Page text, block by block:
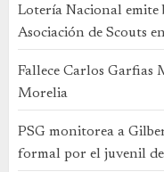
Lotería Nacional
Asociación de Scouts
Fallece Carlos Garfias
Morelia
PSG monitorea a
formal por el juvenil